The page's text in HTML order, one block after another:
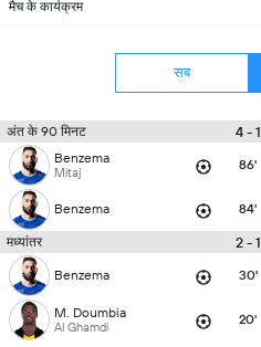
मैच के कार्यक्रम
सब
अंत के 90 मिनट 4 - 1
Benzema
Mitaj 86'
Benzema 84'
मध्यांतर 2 - 1
Benzema 30'
M. Doumbia
Al Ghamdi 20'